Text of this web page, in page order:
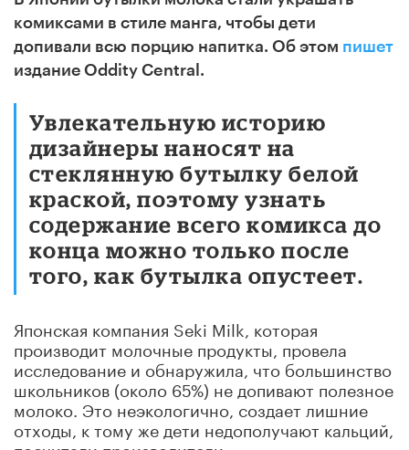
комиксами в стиле манга, чтобы дети
допивали всю порцию напитка. Об этом пишет
издание Oddity Сentral.
Увлекательную историю
дизайнеры наносят на
стеклянную бутылку белой
краской, поэтому узнать
содержание всего комикса до
конца можно только после
того, как бутылка опустеет.
Японская компания Seki Milk, которая
производит молочные продукты, провела
исследование и обнаружила, что большинство
школьников (около 65%) не допивают полезное
молоко. Это неэкологично, создает лишние
отходы, к тому же дети недополучают кальций,